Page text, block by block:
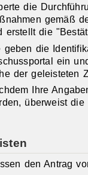
die
gemäß
erstellt die
geben die
ein
der geleisteten
Ihre
überweist
den Antrag